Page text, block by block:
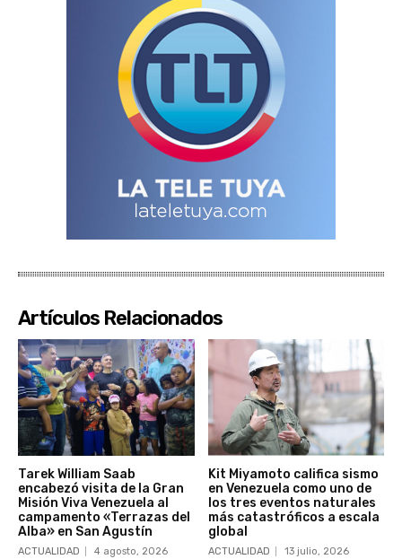
Artículos Relacionados
Tarek William Saab
encabezó visita de la Gran
Misión Viva Venezuela al
campamento «Terrazas del
Alba» en San Agustín
ACTUALIDAD 4 agosto, 2026
Kit Miyamoto califica sismo
en Venezuela como uno de
los tres eventos naturales
más catastróficos a escala
global
ACTUALIDAD 13 julio, 2026